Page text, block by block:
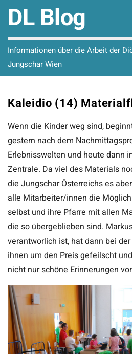
DL Blog
Informationen über die Arbeit der
Jungschar Wien
Kaleidio (14)
Wenn die Kinder weg sind,
gestern nach dem
Erlebnisswelten und heute dann
Zentrale. Da viel des Materials
die Jungschar Österreichs es
alle Mitarbeiter/innen die
selbst und ihre Pfarre mit allen
die so übergeblieben sind.
verantworlich ist, hat dann bei
ihnen um den Preis gefeilscht
nicht nur schöne Erinnerungen